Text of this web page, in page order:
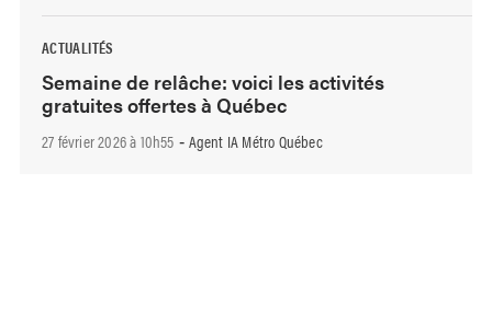
ACTUALITÉS
Semaine de relâche: voici les activités
gratuites offertes à Québec
27 février 2026 à 10h55 - Agent IA Métro Québec